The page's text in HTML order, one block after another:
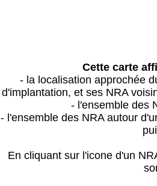
Cette carte
- la localisation approchée
d'implantation, et ses NRA
- l'ensemble des
- l'ensemble des NRA autour
En cliquant sur l'icone d'un